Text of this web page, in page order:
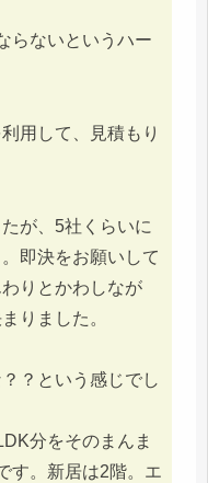
らないというハー
用して、見積もり
が、5社くらいに
即決をお願いして
りとかわしなが
りました。
？という感じでし
分をそのまんま
す。新居は2階。エ